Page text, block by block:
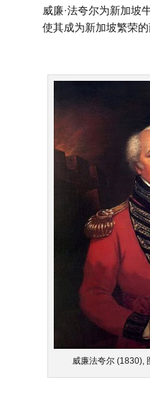
威廉·法夸尔为新加坡
使其成为新加坡繁荣的
威廉法夸尔 (1830),